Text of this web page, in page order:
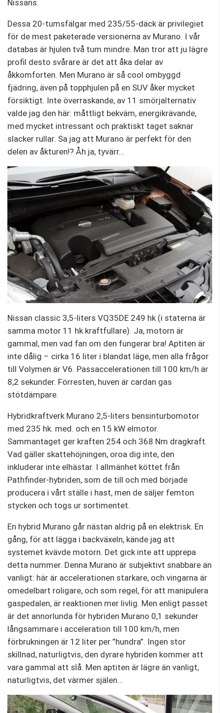
Nissans.
Dessa 20-tumsfälgar med 235/55-däck är privilegiet
för de mest paketerade versionerna av Murano. I vår
databas är hjulen två tum mindre. Man tror att ju lägre
profil desto svårare är det att åka delar av
åkkomforten. Men Murano är så cool ombyggd
fjädring, även på topphjulen på en SUV åker mycket
försiktigt. Inte överraskande, av 11 smörjalternativ
valde jag den här: måttligt bekväm, energikrävande,
med mycket intressant och praktiskt taget saknar
slacker rullar. Sa jag att Murano är perfekt för den
delen av åkturen!? Åh ja, tyvärr…
Nissan classic 3,5-liters VQ35DE 249 hk (i staterna är
samma motor 11 hk kraftfullare). Ja, motorn är
gammal, men vad fan om den fungerar bra! Aptiten är
inte dålig – cirka 16 liter i blandat läge, men alla frågor
till Volymen är V6. Passaccelerationen till 100 km/h är
8,2 sekunder. Förresten, huven är cardan gas
stötdämpare.
Hybridkraftverk Murano 2,5-liters bensinturbomotor
med 235 hk. med. och en 15 kW elmotor.
Sammantaget ger kraften 254 och 368 Nm dragkraft.
Vad gäller skattehöjningen, oroa dig inte, den
inkluderar inte elhästar. I allmänhet köttet från
Pathfinder-hybriden, som de till och med började
producera i vårt ställe i hast, men de säljer femton
stycken och togs ur sortimentet.
En hybrid Murano går nästan aldrig på en elektrisk. En
gång, för att lägga i backväxeln, kände jag att
systemet kvävde motorn. Det gick inte att upprepa
detta nummer. Denna Murano är subjektivt snabbare än
vanligt: ​​här är accelerationen starkare, och vingarna är
omedelbart roligare, och som regel, för att manipulera
gaspedalen, är reaktionen mer livlig. Men enligt passet
är det annorlunda för hybriden Murano 0,1 sekunder
långsammare i acceleration till 100 km/h, men
förbrukningen är 12 liter per ”hundra”. Ingen stor
skillnad, naturligtvis, den dyrare hybriden kommer att
vara gammal att slå. Men aptiten är lägre än vanligt,
naturligtvis, det värmer själen…